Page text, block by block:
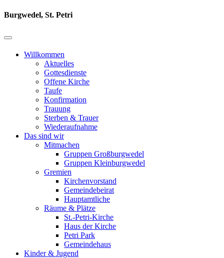
Burgwedel, St. Petri
Willkommen
Aktuelles
Gottesdienste
Offene Kirche
Taufe
Konfirmation
Trauung
Sterben & Trauer
Wiederaufnahme
Das sind wir
Mitmachen
Gruppen Großburgwedel
Gruppen Kleinburgwedel
Gremien
Kirchenvorstand
Gemeindebeirat
Hauptamtliche
Räume & Plätze
St.-Petri-Kirche
Haus der Kirche
Petri Park
Gemeindehaus
Kinder & Jugend